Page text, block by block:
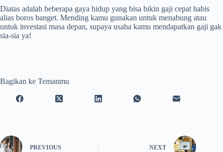
Diatas adalah beberapa gaya hidup yang bisa bikin gaji cepat habis
alias boros banget. Mending kamu gunakan untuk menabung atau
untuk investasi masa depan, supaya usaha kamu mendapatkan gaji gak
sia-sia ya!
Bagikan ke Temanmu
PREVIOUS NEXT